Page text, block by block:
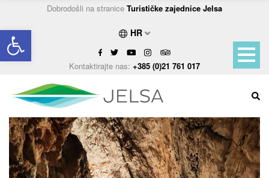
Open toolbar
Dobrodošli na stranice Turističke zajednice Jelsa
HR
Kontaktirajte nas: +385 (0)21 761 017